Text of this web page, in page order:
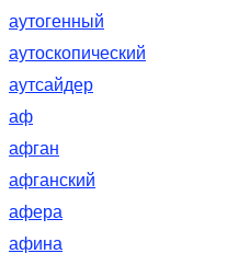
аутогенный
аутоскопический
аутсайдер
аф
афган
афганский
афера
афина